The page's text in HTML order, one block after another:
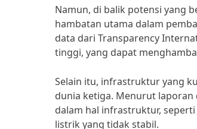
Namun, di balik potensi yang
hambatan utama dalam
data dari Transparency
tinggi, yang dapat
Selain itu, infrastruktur yang
dunia ketiga. Menurut laporan
dalam hal infrastruktur,
listrik yang tidak stabil.